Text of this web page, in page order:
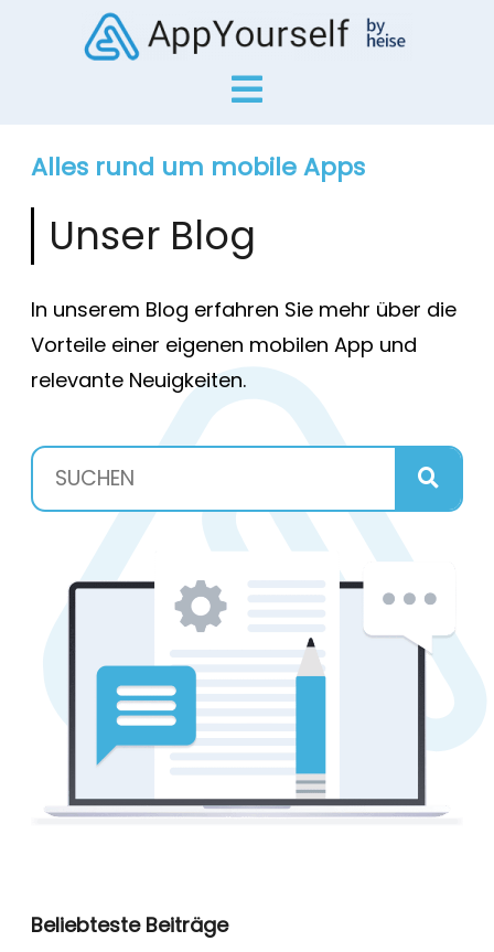
Alles rund um mobile Apps
Unser Blog
In unserem Blog erfahren Sie mehr über die
Vorteile einer eigenen mobilen App und
relevante Neuigkeiten.
Beliebteste Beiträge